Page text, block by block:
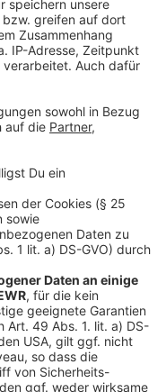
sich
finden und so